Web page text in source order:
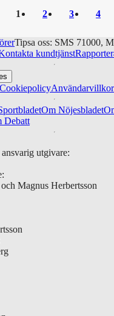
1 2 3 4
Tipsa oss: SMS 71000,
kundtjänst
CookiepolicyAnvändarvillkor
Om Nöjesbladet
Debatt
utgivare:
Magnus Herbertsson